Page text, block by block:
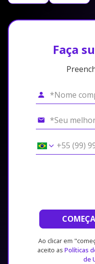
Faça
Ao clicar em
aceito as Políticas
de